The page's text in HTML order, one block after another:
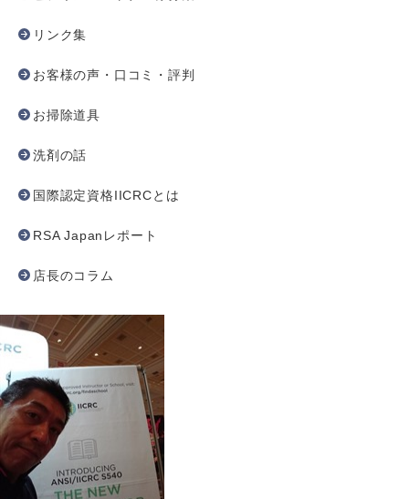
リンク集
お客様の声・口コミ・評判
お掃除道具
洗剤の話
国際認定資格IICRCとは
RSA Japanレポート
店長のコラム